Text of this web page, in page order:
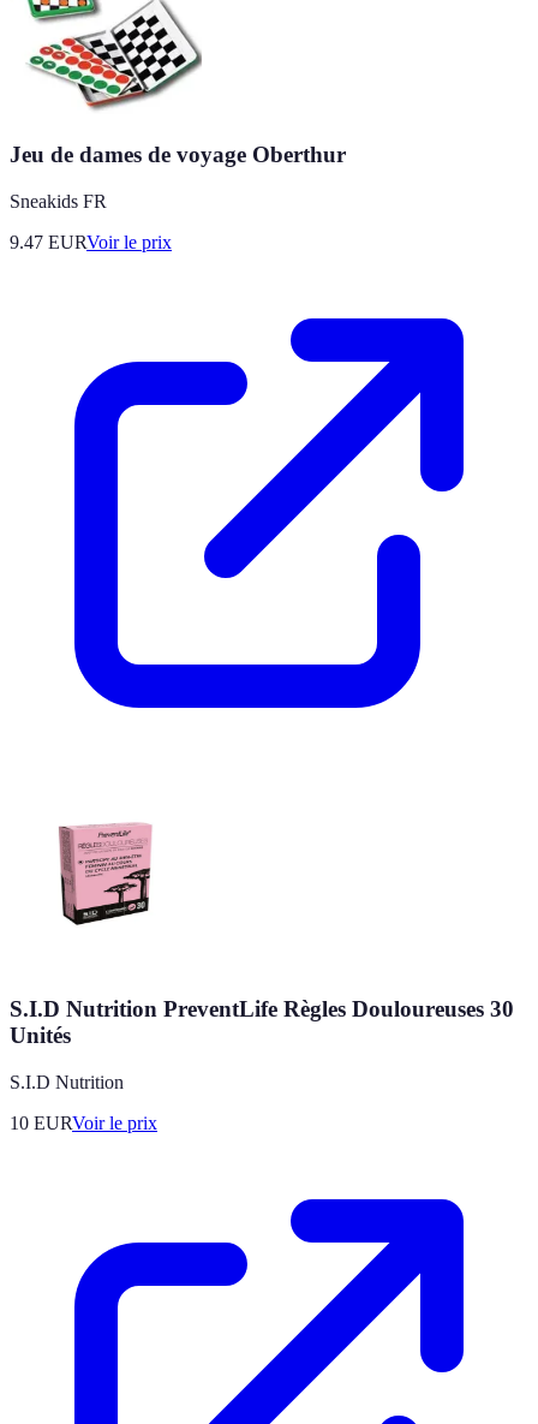
Jeu de dames de voyage Oberthur
Sneakids FR
9.47 EURVoir le prix
S.I.D Nutrition PreventLife Règles Douloureuses 30
Unités
S.I.D Nutrition
10 EURVoir le prix